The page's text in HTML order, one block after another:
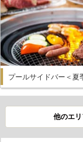
プールサイドバー＜夏
他のエ